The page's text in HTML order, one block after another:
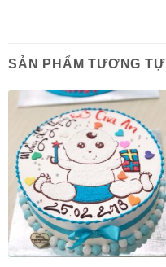
SẢN PHẨM TƯƠNG TỰ